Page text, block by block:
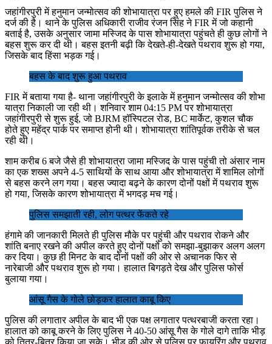
जहांगीरपुरी में हनुमान जन्मोत्सव की शोभायात्रा पर हुए हमले की FIR पुलिस ने
दर्ज की है। थाने के पुलिस अधिकारी राजीव रंजन सिंह ने FIR में जो कहानी
बताई है, उसके अनुसार जामा मस्जिद के पास शोभायात्रा पहुंचते ही कुछ लोगों ने
बहस शुरू कर दी थी। बहस इतनी बढ़ी कि देखते-ही-देखते पथराव शुरू हो गया,
जिसके बाद हिंसा भड़क गई।
बहस के बाद शुरू हुआ पथराव
FIR में बताया गया है- थाना जहांगीरपुरी के इलाके में हनुमान जन्मोत्सव की शोभा
यात्रा निकाली जा रही थी। शनिवार शाम 04:15 PM पर शोभायात्रा
जहांगीरपुरी से शुरू हुई, जो BJRM हॉस्पिटल रोड, BC मार्केट, कुशल चौक
होते हुए महेंद्र पार्क पर समाप्त होनी थी। शोभायात्रा शांतिपूर्वक तरीके से चल
रही थी।
शाम करीब 6 बजे जैसे ही शोभायात्रा जामा मस्जिद के पास पहुंची तो अंसार नाम
का एक शख्स अपने 4-5 साथियों के साथ आया और शोभायात्रा में शामिल लोगों
से बहस करने लग गया। बहस ज्यादा बढ़ने के कारण दोनों पक्षों में पथराव शुरू
हो गया, जिसके कारण शोभायात्रा में भगदड़ मच गई।
पुलिस समझाती रही, लोग पत्थर फेंकते रहे
हंगामे की जानकारी मिलते ही पुलिस मौके पर पहुंची और पथराव रोकने और
शांति बनाए रखने की अपील करते हुए दोनों पक्षों को समझा-बुझाकर अलग अलग
कर दिया। कुछ ही मिनट के बाद दोनों पक्षों की ओर से अचानक फिर से
नारेबाजी और पथराव शुरू हो गया। हालात बिगड़ते देख और पुलिस फोर्स
बुलाया गया।
आंसू गैस के गोले छोड़कर हालात काबू किए
पुलिस की लगातार अपील के बाद भी एक पक्ष लगातार पत्थरबाजी करता रहा।
हालात को काबू करने के लिए पुलिस ने 40-50 आंसू गैस के गोले दागे ताकि भीड़
को तितर-बितर किया जा सके। भीड़ की ओर से पुलिस पर फायरिंग और पथराव